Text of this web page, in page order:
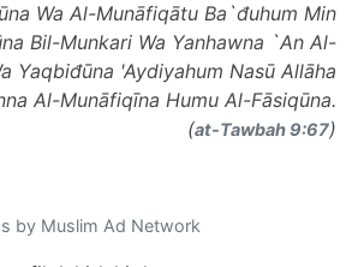
Wa Al-Munāfiqātu Ba`đuhum Min
Bil-Munkari Wa Yanhawna `An Al-
Yaqbiđūna 'Aydiyahum Nasū Allāha
Al-Munāfiqīna Humu Al-Fāsiqūna.
(at-Tawbah 9:67)
by Muslim Ad Network